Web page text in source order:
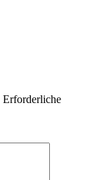
Erforderliche